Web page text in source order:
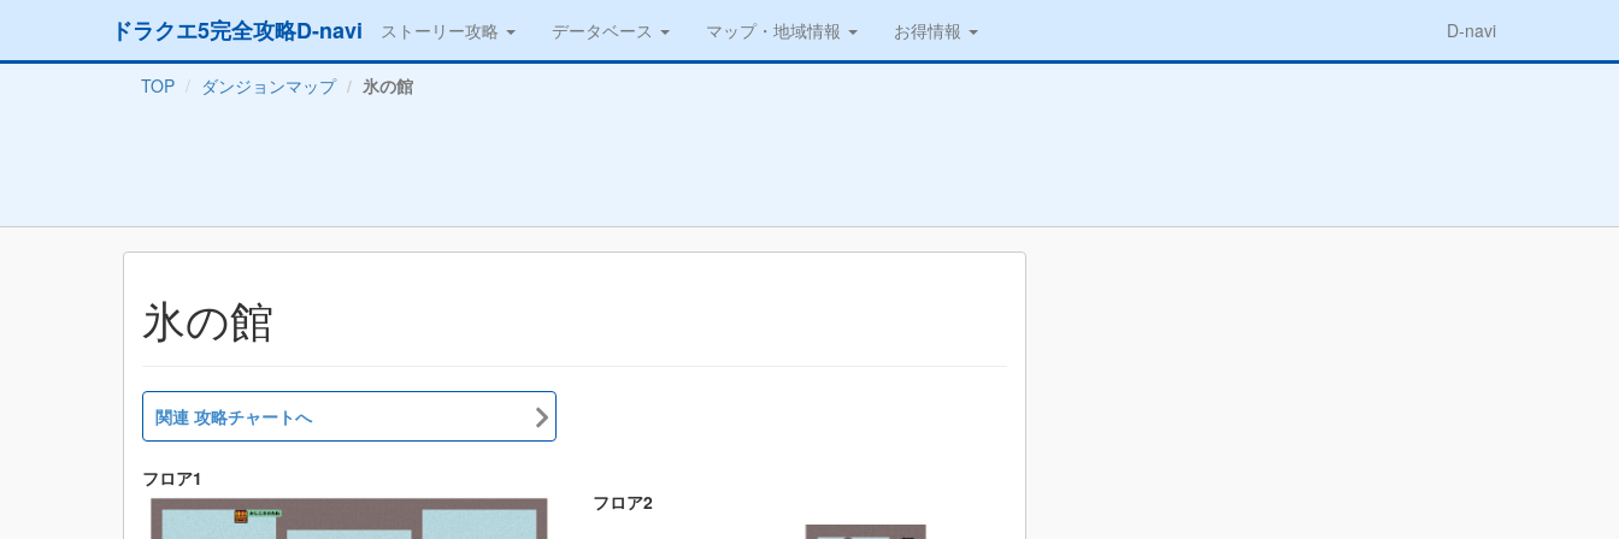
ドラクエ5完全攻略D-navi ストーリー攻略 データベース マップ・地域情報 お得情報 D-navi
TOP ダンジョンマップ 氷の館
氷の館
関連 攻略チャートへ
フロア1
フロア2